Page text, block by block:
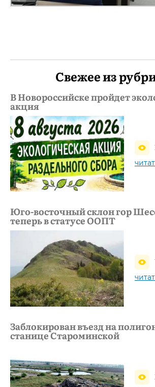
Свежее из
В Новороссийске пройдет
акция
Юго-восточный склон гор
теперь в статусе ООПТ
Заблокирован въезд на
станице Староминской